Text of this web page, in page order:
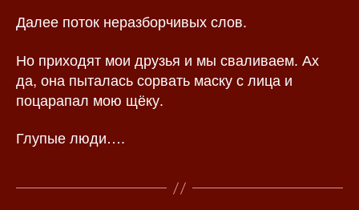
Далее поток неразборчивых слов.
Но приходят мои друзья и мы сваливаем. Ах
да, она пыталась сорвать маску с лица и
поцарапал мою щёку.
Глупые люди….